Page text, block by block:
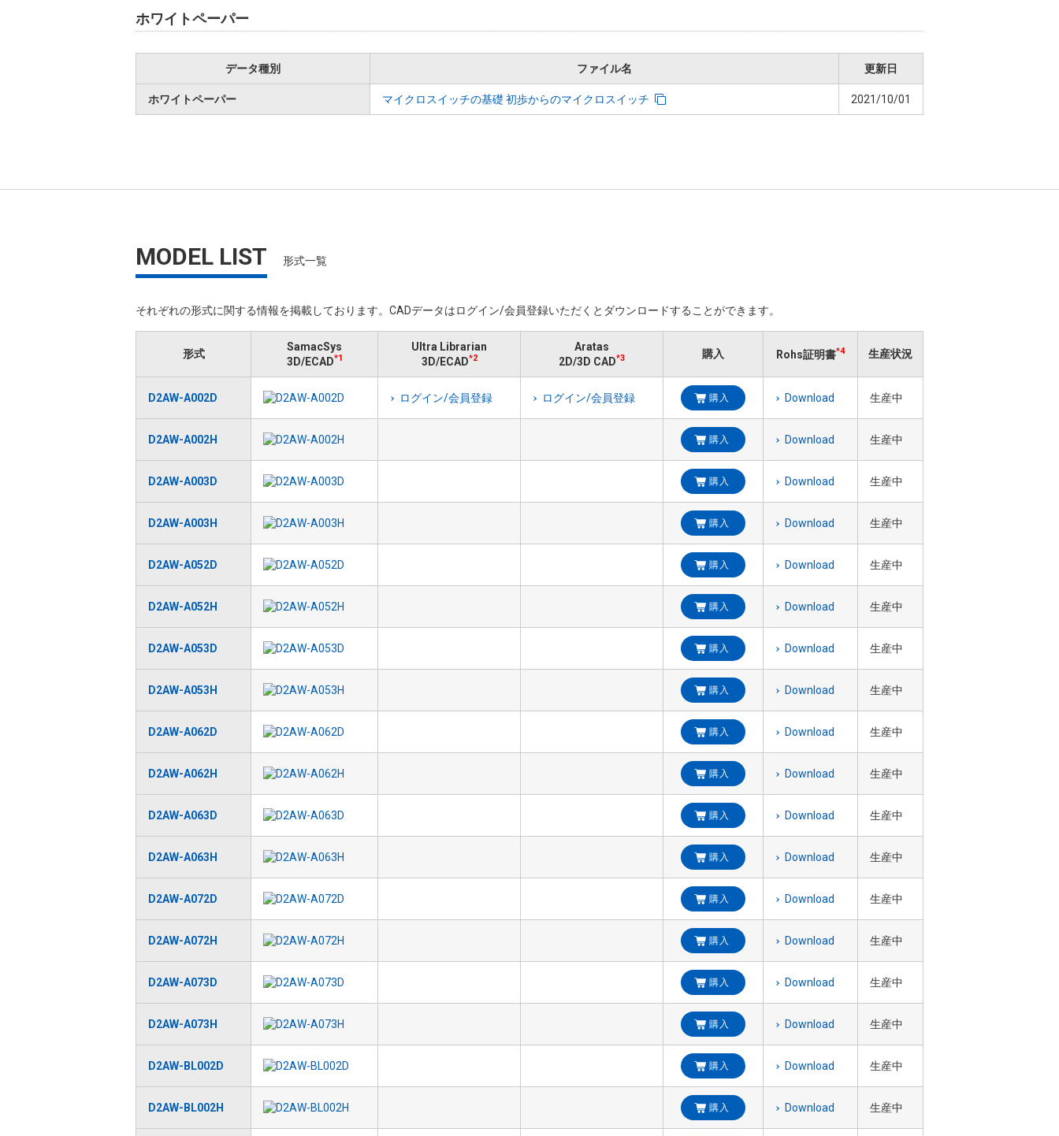
ホワイトペーパー
データ種別 ファイル名 更新日
ホワイトペーパー マイクロスイッチの基礎 初歩からのマイクロスイッチ 2021/10/01
MODEL LIST 形式一覧
それぞれの形式に関する情報を掲載しております。​CADデータはログイン/会員登録いただくと​ダウンロードすることができます。
形式
SamacSys
3D/ECAD*1
Ultra Librarian
3D/ECAD*2
Aratas
2D/3D CAD*3 購入 Rohs証明書*4 生産状況
D2AW-A002D ログイン/会員登録 ログイン/会員登録 購入 Download 生産中
D2AW-A002H 購入 Download 生産中
D2AW-A003D 購入 Download 生産中
D2AW-A003H 購入 Download 生産中
D2AW-A052D 購入 Download 生産中
D2AW-A052H 購入 Download 生産中
D2AW-A053D 購入 Download 生産中
D2AW-A053H 購入 Download 生産中
D2AW-A062D 購入 Download 生産中
D2AW-A062H 購入 Download 生産中
D2AW-A063D 購入 Download 生産中
D2AW-A063H 購入 Download 生産中
D2AW-A072D 購入 Download 生産中
D2AW-A072H 購入 Download 生産中
D2AW-A073D 購入 Download 生産中
D2AW-A073H 購入 Download 生産中
D2AW-BL002D 購入 Download 生産中
D2AW-BL002H 購入 Download 生産中